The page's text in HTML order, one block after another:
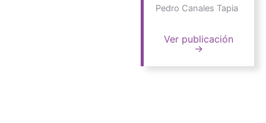
Pedro Canales Tapia
Ver publicación
→